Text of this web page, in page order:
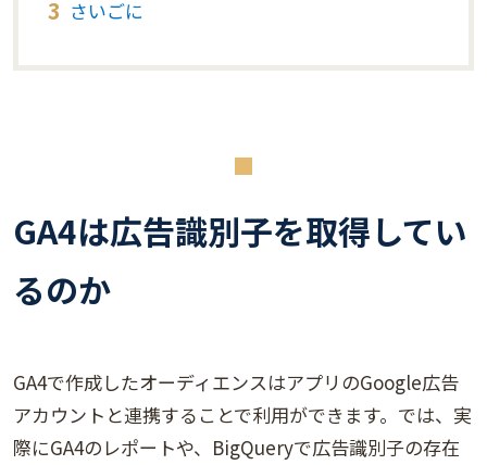
さいごに
GA4は広告識別子を取得してい
るのか
GA4で作成したオーディエンスはアプリのGoogle広告
アカウントと連携することで利用ができます。では、実
際にGA4のレポートや、BigQueryで広告識別子の存在